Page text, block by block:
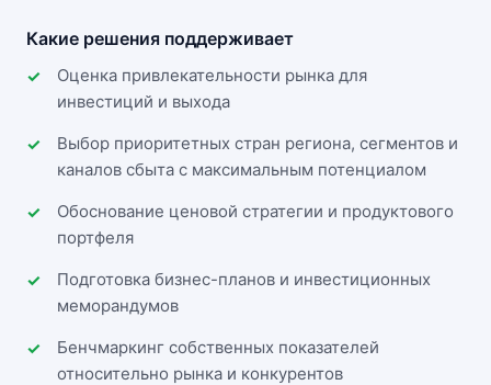
Какие решения поддерживает
Оценка привлекательности рынка для
инвестиций и выхода
Выбор приоритетных стран региона, сегментов и
каналов сбыта с максимальным потенциалом
Обоснование ценовой стратегии и продуктового
портфеля
Подготовка бизнес-планов и инвестиционных
меморандумов
Бенчмаркинг собственных показателей
относительно рынка и конкурентов